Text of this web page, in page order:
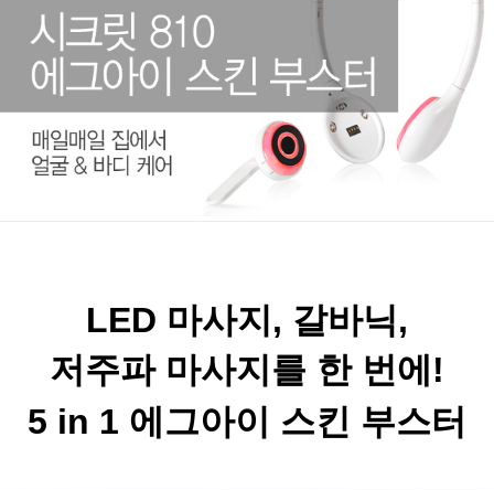
LED 마사지, 갈바닉,
저주파 마사지를 한 번에!
5 in 1 에그아이 스킨 부스터